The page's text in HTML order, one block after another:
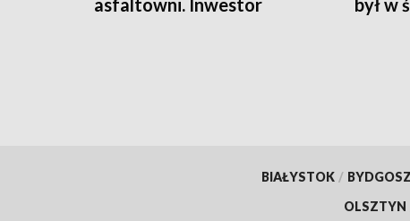
asfaltowni. Inwestor
był w
BIAŁYSTOK /
OLSZTYN